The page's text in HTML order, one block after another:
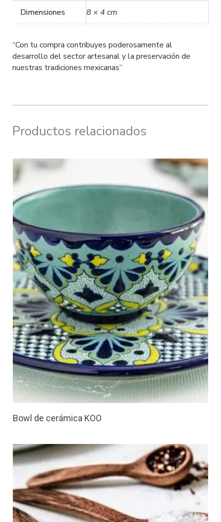
Dimensiones 8 × 4 cm
“Con tu compra contribuyes poderosamente al
desarrollo del sector artesanal y la preservación de
nuestras tradiciones mexicanas”
Productos relacionados
Bowl de cerámica KOO